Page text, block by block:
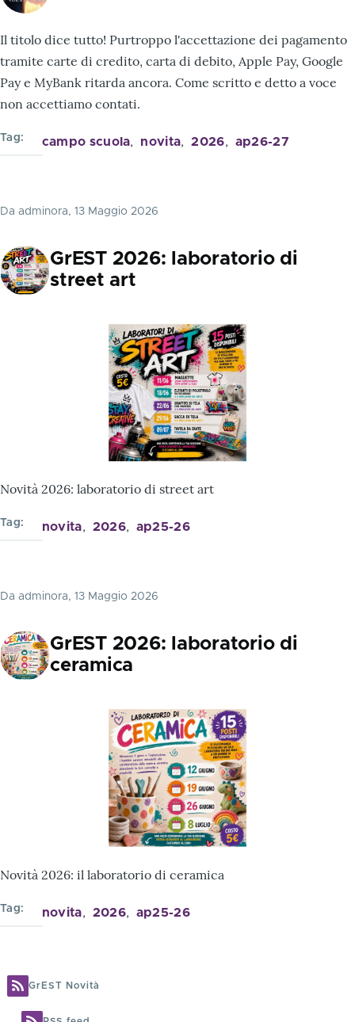
Il titolo dice tutto! Purtroppo l'accettazione dei pagamento
tramite carte di credito, carta di debito, Apple Pay, Google
Pay e MyBank ritarda ancora. Come scritto e detto a voce
non accettiamo contati.
Tag campo scuola novita 2026 ap26-27
Da adminora, 13 Maggio 2026
GrEST 2026: laboratorio di
street art
Novità 2026: laboratorio di street art
Tag novita 2026 ap25-26
Da adminora, 13 Maggio 2026
GrEST 2026: laboratorio di
ceramica
Novità 2026: il laboratorio di ceramica
Tag novita 2026 ap25-26
GrEST Novità